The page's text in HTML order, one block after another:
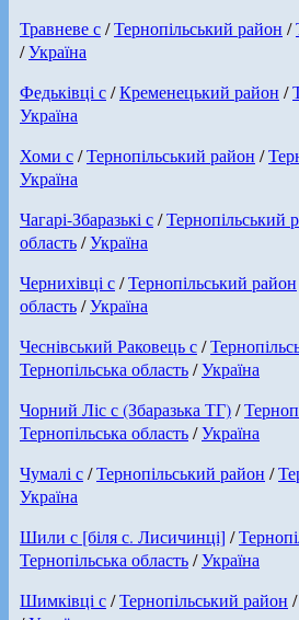
Травневе с/Тернопільський район /
/Україна
Федьківці с/Кременецький район /
Україна
Хоми с/Тернопільський район /
Україна
Чагарі-Збаразькі с/Тернопільський
область/Україна
Чернихівці с/Тернопільський район
область/Україна
Чеснівський Раковець с/
Тернопільська область/Україна
Чорний Ліс с (Збаразька ТГ)/
Тернопільська область/Україна
Чумалі с/Тернопільський район /
Україна
Шили с [біля с. Лисичинці] /
Тернопільська область/Україна
Шимківці с/Тернопільський район /